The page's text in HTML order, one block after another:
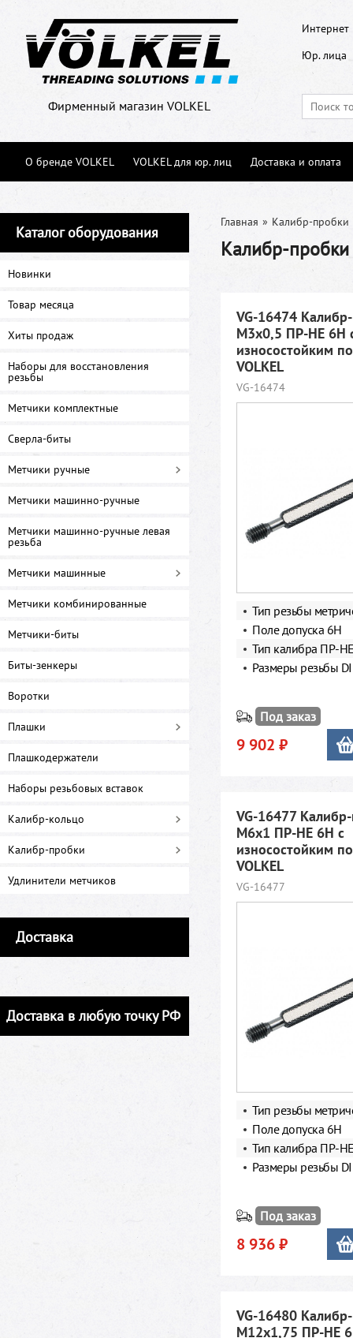
Фирменный магазин VOLKEL
Интернет
Юр. лица
О бренде VOLKEL VOLKEL для юр. лиц Доставка и оплата
Каталог оборудования
Новинки
Товар месяца
Хиты продаж
Наборы для восстановления
резьбы
Метчики комплектные
Сверла-биты
Метчики ручные
Метчики машинно-ручные
Метчики машинно-ручные левая
резьба
Метчики машинные
Метчики комбинированные
Метчики-биты
Биты-зенкеры
Воротки
Плашки
Плашкодержатели
Наборы резьбовых вставок
Калибр-кольцо
Калибр-пробки
Удлинители метчиков
Доставка
Доставка в любую точку РФ
Главная » Калибр-пробки
Калибр-
VG-16474
М3х0,5 ПР-НЕ 6Н
износостойким
VOLKEL
VG-16474
Тип резьбы
Поле допуска 6Н
Тип калибра ПР-
Размеры резьбы
Под заказ
9 902 ₽
VG-16477
М6х1 ПР-НЕ 6Н c
износостойким
VOLKEL
VG-16477
Тип резьбы
Поле допуска 6Н
Тип калибра ПР-
Размеры резьбы
Под заказ
8 936 ₽
VG-16480
М12х1,75 ПР-НЕ